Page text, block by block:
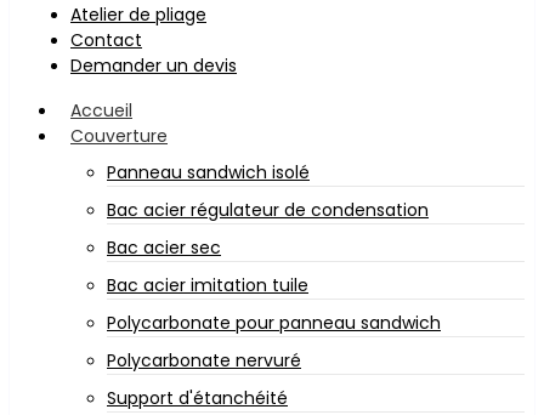
Atelier de pliage
Contact
Demander un devis
Accueil
Couverture
Panneau sandwich isolé
Bac acier régulateur de condensation
Bac acier sec
Bac acier imitation tuile
Polycarbonate pour panneau sandwich
Polycarbonate nervuré
Support d'étanchéité